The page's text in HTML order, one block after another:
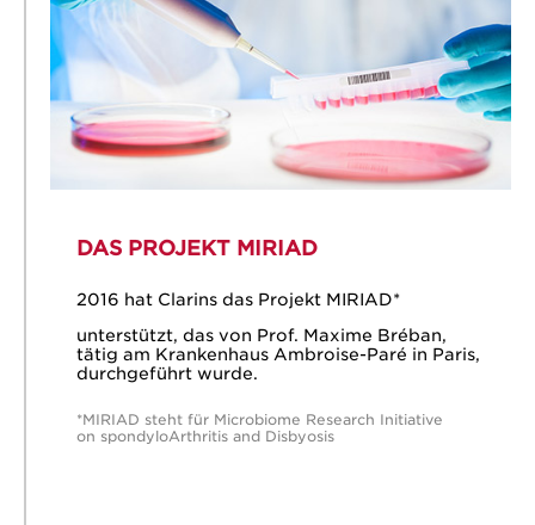
DAS PROJEKT MIRIAD
2016 hat Clarins das Projekt MIRIAD*
unterstützt, das von Prof. Maxime Bréban,
tätig am Krankenhaus Ambroise-Paré in Paris,
durchgeführt wurde.
*MIRIAD steht für Microbiome Research Initiative
on spondyloArthritis and Disbyosis